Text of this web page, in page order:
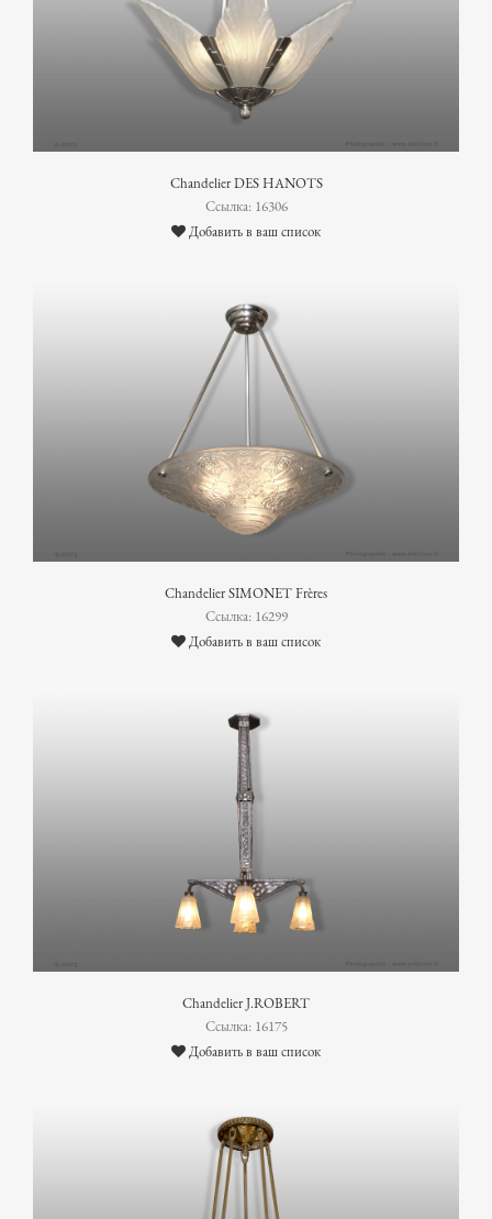
Chandelier DES HANOTS
Ссылка: 16306
Добавить в ваш список
Chandelier SIMONET Frères
Ссылка: 16299
Добавить в ваш список
Chandelier J.ROBERT
Ссылка: 16175
Добавить в ваш список